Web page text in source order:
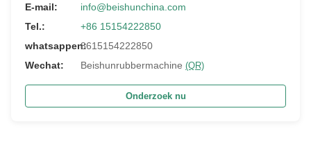
E-mail:
info@beishunchina.com
Tel.:
+86 15154222850
whatsappen:8615154222850
Wechat:
Beishunrubbermachine (QR)
Onderzoek nu